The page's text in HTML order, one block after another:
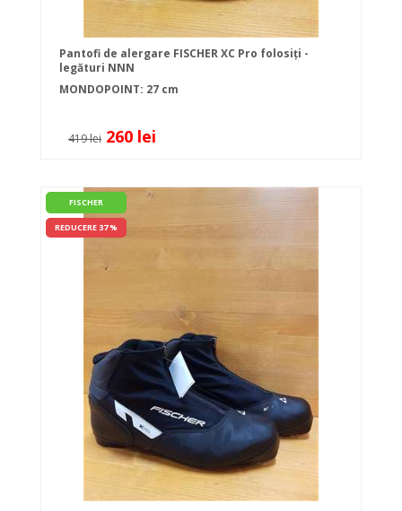
Pantofi de alergare FISCHER XC Pro folosiți -
legături NNN
MONDOPOINT: 27 cm
419 lei 260 lei
FISCHER
REDUCERE 37 %